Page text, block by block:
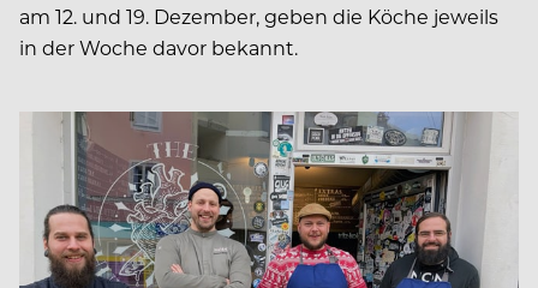
am 12. und 19. Dezember, geben die Köche jeweils
in der Woche davor bekannt.